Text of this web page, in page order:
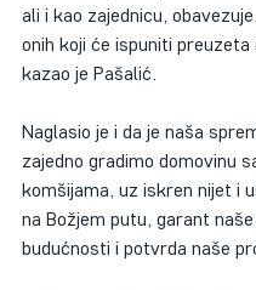
ali i kao zajednicu,
onih koji će ispuniti preuzeta
kazao je Pašalić.
Naglasio je i da je naša
zajedno gradimo domovinu
komšijama, uz iskren nijet i
na Božjem putu, garant
budućnosti i potvrda naše